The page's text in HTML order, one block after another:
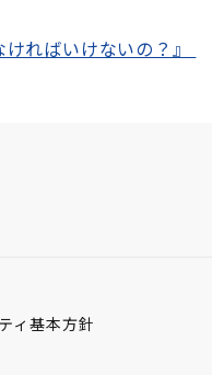
ればいけないの？』
ィ基本方針